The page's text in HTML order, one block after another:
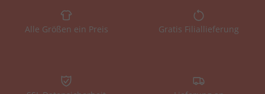
Alle Größen ein Preis Gratis Filiallieferung